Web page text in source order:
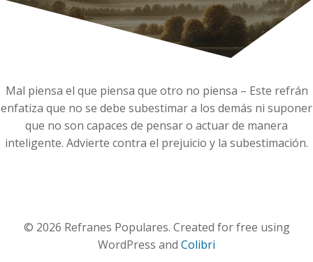
Mal piensa el que piensa que otro no piensa – Este refrán
enfatiza que no se debe subestimar a los demás ni suponer
que no son capaces de pensar o actuar de manera
inteligente. Advierte contra el prejuicio y la subestimación.
© 2026 Refranes Populares. Created for free using
WordPress and Colibri